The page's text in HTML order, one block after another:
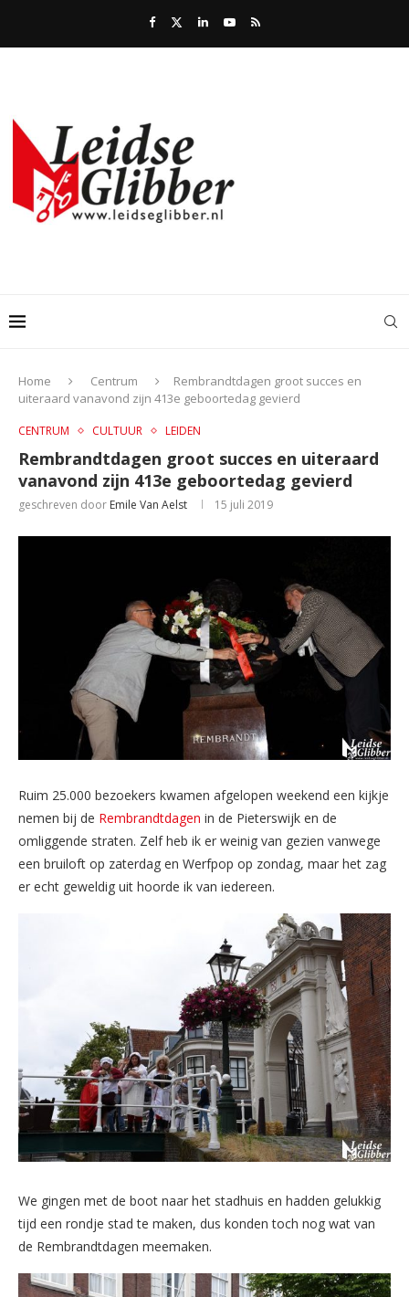
Home Centrum
Rembrandtdagen groot succes en
uiteraard vanavond zijn 413e geboortedag gevierd
CENTRUM CULTUUR LEIDEN
Rembrandtdagen groot succes en uiteraard
vanavond zijn 413e geboortedag gevierd
geschreven door Emile Van Aelst 15 juli 2019
Ruim 25.000 bezoekers kwamen afgelopen weekend een kijkje
nemen bij de Rembrandtdagen in de Pieterswijk en de
omliggende straten. Zelf heb ik er weinig van gezien vanwege
een bruiloft op zaterdag en Werfpop op zondag, maar het zag
er echt geweldig uit hoorde ik van iedereen.
We gingen met de boot naar het stadhuis en hadden gelukkig
tijd een rondje stad te maken, dus konden toch nog wat van
de Rembrandtdagen meemaken.